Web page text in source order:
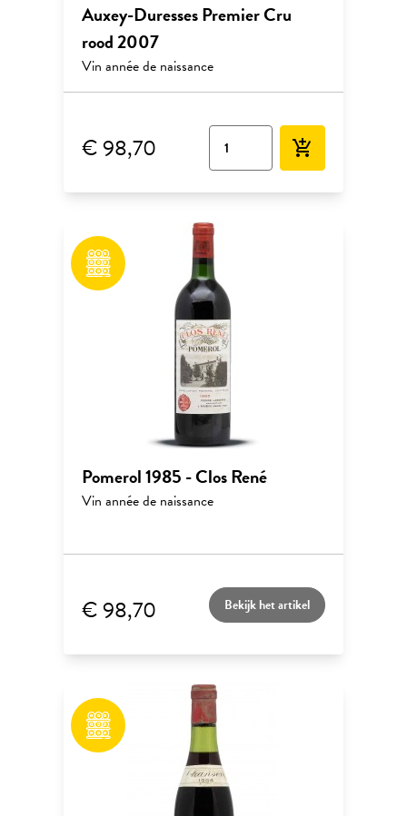
Auxey-Duresses Premier Cru
rood 2007
Vin année de naissance
€ 98,70 add_shopping_cart
Pomerol 1985 - Clos René
Vin année de naissance
€ 98,70 Bekijk het artikel